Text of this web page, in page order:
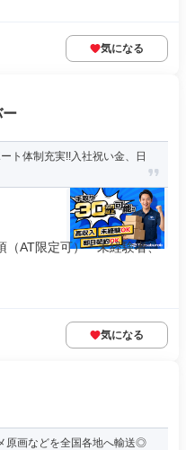
気になる
ー
ト体制充実!!入社祝い金、日
（AT限定可） * 未経験者、
気になる
原画などを全国各地へ輸送◎